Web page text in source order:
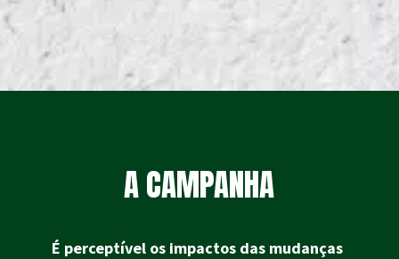
A CAMPANHA
É perceptível os impactos das mudanças